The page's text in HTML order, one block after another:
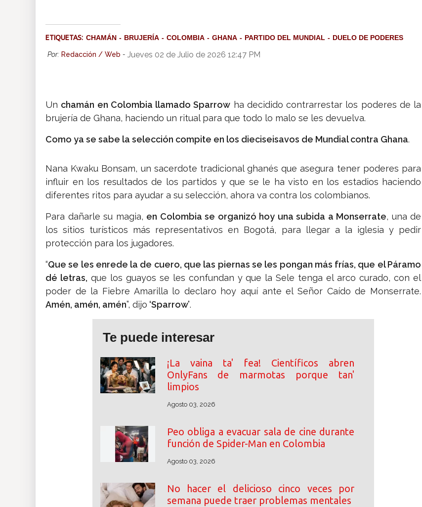
ETIQUETAS: CHAMÁN BRUJERÍA COLOMBIA GHANA PARTIDO DEL MUNDIAL DUELO DE PODERES
Por: Redacción / Web - Jueves 02 de Julio de 2026 12:47 PM
Un chamán en Colombia llamado Sparrow ha decidido contrarrestar los poderes de la
brujería de Ghana, haciendo un ritual para que todo lo malo se les devuelva.
Como ya se sabe la selección compite en los dieciseisavos de Mundial contra Ghana.
Nana Kwaku Bonsam, un sacerdote tradicional ghanés que asegura tener poderes para
influir en los resultados de los partidos y que se le ha visto en los estadios haciendo
diferentes ritos para ayudar a su selección, ahora va contra los colombianos.
Para dañarle su magia, en Colombia se organizó hoy una subida a Monserrate, una de
los sitios turísticos más representativos en Bogotá, para llegar a la iglesia y pedir
protección para los jugadores.
“Que se les enrede la de cuero, que las piernas se les pongan más frías, que el Páramo
dé letras, que los guayos se les confundan y que la Sele tenga el arco curado, con el
poder de la Fiebre Amarilla lo declaro hoy aquí ante el Señor Caído de Monserrate.
Amén, amén, amén”, dijo ‘Sparrow’.
Te puede interesar
¡La vaina ta' fea! Científicos abren
OnlyFans de marmotas porque tan'
limpios
Agosto 03, 2026
Peo obliga a evacuar sala de cine durante
función de Spider-Man en Colombia
Agosto 03, 2026
No hacer el delicioso cinco veces por
semana puede traer problemas mentales